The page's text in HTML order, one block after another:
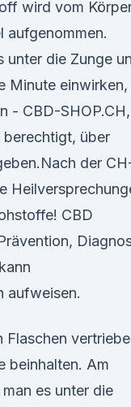
wird vom
aufgenommen.
unter die Zunge
Minute einwirken,
- CBD-SHOP.CH,
berechtigt, über
der
CBD
aufweisen.
Flaschen
beinhalten. Am
es unter die